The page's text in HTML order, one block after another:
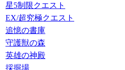
星5制限クエスト
EX/超究極クエスト
追憶の書庫
守護獣の森
英雄の神殿
採掘場